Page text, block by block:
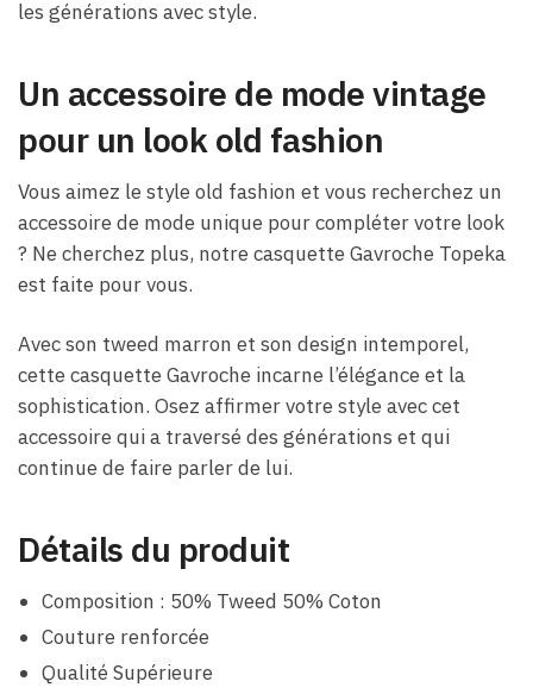
les générations avec style.
Un accessoire de mode vintage
pour un look old fashion
Vous aimez le style old fashion et vous recherchez un
accessoire de mode unique pour compléter votre look
? Ne cherchez plus, notre casquette Gavroche Topeka
est faite pour vous.
Avec son tweed marron et son design intemporel,
cette casquette Gavroche incarne l’élégance et la
sophistication. Osez affirmer votre style avec cet
accessoire qui a traversé des générations et qui
continue de faire parler de lui.
Détails du produit
Composition : 50% Tweed 50% Coton
Couture renforcée
Qualité Supérieure